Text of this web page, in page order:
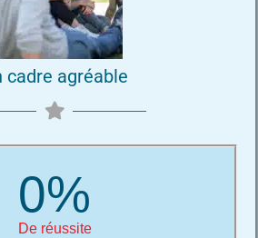
cadre agréable
De réussite
0%